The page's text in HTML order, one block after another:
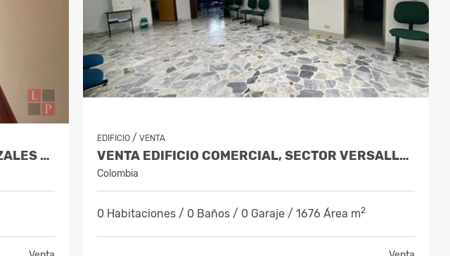
VENTA APARTAMENTO ALTA SUIZA, MANIZALES COD 10087461
EDIFICIO / VENTA
VENTA EDIFICIO COMERCIAL, SECTOR VERSALLES, MANIZALES COD 9884653
Colombia
0 Habitaciones / 0 Baños / 0 Garaje / 1676 Área m2